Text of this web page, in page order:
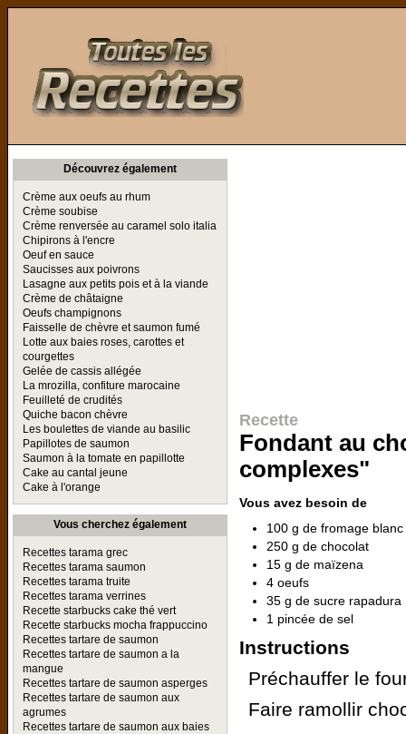
Découvrez également
Crème aux oeufs au rhum
Crème soubise
Crème renversée au caramel solo italia
Chipirons à l'encre
Oeuf en sauce
Saucisses aux poivrons
Lasagne aux petits pois et à la viande
Crème de châtaigne
Oeufs champignons
Faisselle de chèvre et saumon fumé
Lotte aux baies roses, carottes et
courgettes
Gelée de cassis allégée
La mrozilla, confiture marocaine
Feuilleté de crudités
Quiche bacon chèvre
Les boulettes de viande au basilic
Papillotes de saumon
Saumon à la tomate en papillotte
Cake au cantal jeune
Cake à l'orange
Vous cherchez également
Recettes tarama grec
Recettes tarama saumon
Recettes tarama truite
Recettes tarama verrines
Recette starbucks cake thé vert
Recette starbucks mocha frappuccino
Recettes tartare de saumon
Recettes tartare de saumon a la
mangue
Recettes tartare de saumon asperges
Recettes tartare de saumon aux
agrumes
Recettes tartare de saumon aux baies
Recette
Fondant au
complexes"
Vous avez besoin de
100 g de fromage blanc
250 g de chocolat
15 g de maïzena
4 oeufs
35 g de sucre rapadura
1 pincée de sel
Instructions
Préchauffer le
Faire ramollir